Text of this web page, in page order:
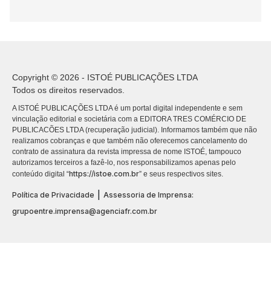
Copyright © 2026 - ISTOÉ PUBLICAÇÕES LTDA
Todos os direitos reservados.
A ISTOÉ PUBLICAÇÕES LTDA é um portal digital independente e sem
vinculação editorial e societária com a EDITORA TRES COMÉRCIO DE
PUBLICACÕES LTDA (recuperação judicial). Informamos também que não
realizamos cobranças e que também não oferecemos cancelamento do
contrato de assinatura da revista impressa de nome ISTOÉ, tampouco
autorizamos terceiros a fazê-lo, nos responsabilizamos apenas pelo
conteúdo digital “https://istoe.com.br” e seus respectivos sites.
Política de Privacidade
Assessoria de Imprensa:
grupoentre.imprensa@agenciafr.com.br